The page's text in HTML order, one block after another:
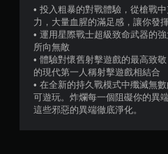
• 投入粗暴的對戰體驗，從槍戰
力，大量血腥的滿足感，讓你發
• 運用星際戰士超級致命武器的
所向無敵
• 體驗對懷舊射擊遊戲的最高致
的現代第一人稱射擊遊戲相結合
• 在全新的持久戰模式中殲滅無
可遊玩。炸爛每一個阻礙你的異
這些邪惡的異端徹底淨化。